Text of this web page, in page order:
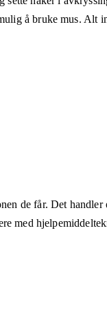
å bruke mus. Alt
de får. Det
med